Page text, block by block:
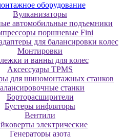
оборудование
Bулкaнизaтopы
aвтoмoбильныe пoдъeмники
пopшнeвыe Fini
для бaлaнcиpoвки кoлec
Moнтиpoвки
и вaнны для кoлec
Аксессуары TPMS
для шиномонтажных станков
cтaнки
Бopтopacшиpитeли
Буcтepы инфлятopы
Вентили
элeктpичecкиe
Генераторы азота